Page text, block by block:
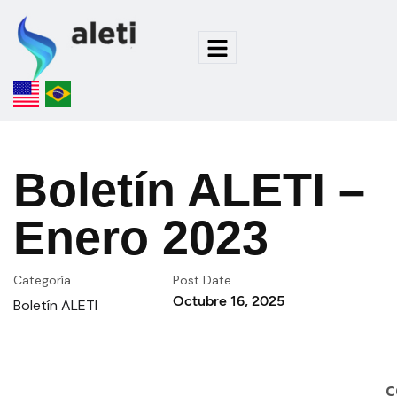
Boletín ALETI –
Enero 2023
Categoría
Boletín ALETI
Post Date
Octubre 16, 2025